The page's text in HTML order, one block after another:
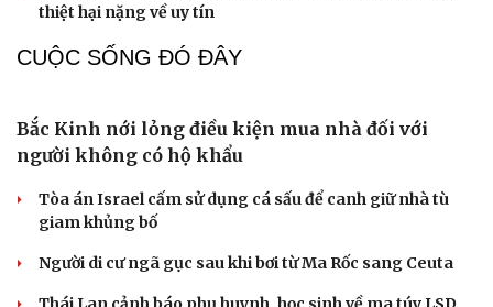
hành động
Rủi ro lớn của Iran khi cố dồn Mỹ vào góc tường
tên lửa tầm xa
Israel bác bỏ kế hoạch hòa bình Gaza của Tổng thống
Tướng Lê Văn Cương: Iran tổn thất lớn về vật chất, Mỹ
CUỘC SỐNG ĐÓ ĐÂY